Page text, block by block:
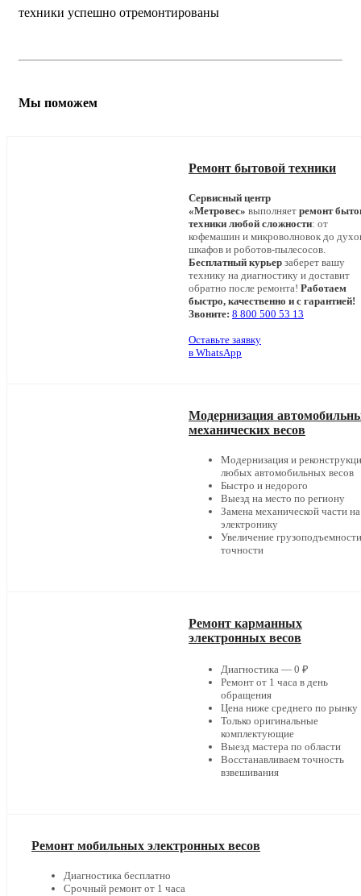
техники успешно отремонтированы
Мы поможем
Ремонт бытовой техники
Сервисный центр
«Метровес» выполняет ремонт
техники любой сложности: от
кофемашин и микроволновок до
шкафов и роботов-пылесосов.
Бесплатный курьер заберет вашу
технику на диагностику и доставит
обратно после ремонта! Работаем
быстро, качественно и с гарантией!
Звоните: 8 800 500 53 13
Оставьте заявку
в WhatsApp
Модернизация
механических весов
Модернизация и
любых автомобильных весов
Быстро и недорого
Выезд на место по региону
Замена механической части на
электронику
Увеличение
точности
Ремонт карманных
электронных весов
Диагностика — 0 ₽
Ремонт от 1 часа в день
обращения
Цена ниже среднего по рынку
Только оригинальные
комплектующие
Выезд мастера по области
Восстанавливаем точность
взвешивания
Ремонт мобильных электронных весов
Диагностика бесплатно
Срочный ремонт от 1 часа